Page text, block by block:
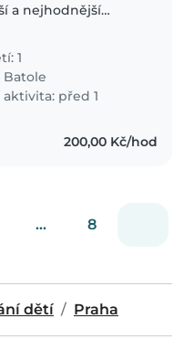
a nejhodnější
není na ně zbrklá
domácí mazlíčky a
postarat o naší dceru
1
Batole
před 1
200,00 Kč/hod
... 8
dětí Praha